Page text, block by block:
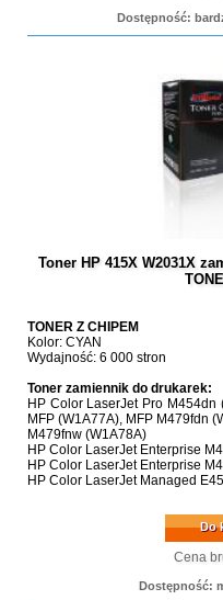
Dostępność:
Toner HP 415X W2031X
TONER Z CHIPEM
Kolor: CYAN
Wydajność: 6 000 stron
Toner zamiennik do drukarek:
HP Color LaserJet Pro
MFP (W1A77A), MFP M479fdn
M479fnw (W1A78A)
HP Color LaserJet Enterprise
HP Color LaserJet Enterprise
HP Color LaserJet Managed
Do
Cena
Dostępność: